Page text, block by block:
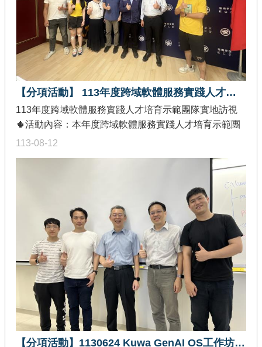
113年7月29日 (一)🎯活動地點：台中世界貿易中心 301
會議室
【分項活動】 113年度跨域軟體服務實踐人才培育示範團隊實地訪視
113-08-12
113年度跨域軟體服務實踐人才培育示範團隊實地訪視
🌵活動內容：本年度跨域軟體服務實踐人才培育示範團
隊，分成三個領域來做實地訪視：1.大數據與雲原生、2.
授帶領計畫成員到各個示範團隊進行實地訪視，了解團
隊創作成果與特殊亮點 。領域實地訪視大數據與雲原生
訪視時間：113年6月21日訪視地點： 國立陽明交通大學
本次實地訪視由國立陽明交通大學_王蒞君教授分享「數
據驅動製造ESG創新資訊服務」的亮點成果訪視時間：
113年6月21日訪視地點： 國立陽明交通大學本次實地訪
視由國立陽明交通大學_ 易志偉教授分享「微服務的智
慧軟體開發與教學平臺」的亮點成果。訪視時間：113
年7月19日訪視地點： 國立成功大學本次實地訪視由國
立成功大學_ 蕭宏章教授分享「數據治理平臺」的亮點
成果。訪視時間：113年8月05日訪視地點： 國立高雄科
技大學本次實地訪視由國立高雄科技大學_ 江傳文教授
分享「手術房間數量配置決策支援系統」的亮點成果。【分項活動】1130624 Kuwa GenAI OS工作坊 - 生成式AI服務系統建置與應用開發